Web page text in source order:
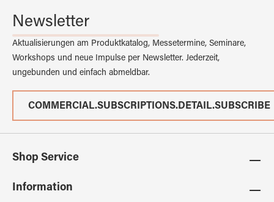
Newsletter
Aktualisierungen am Produktkatalog, Messetermine, Seminare,
Workshops und neue Impulse per Newsletter. Jederzeit,
ungebunden und einfach abmeldbar.
COMMERCIAL.SUBSCRIPTIONS.DETAIL.SUBSCRIBE
Shop Service
Information